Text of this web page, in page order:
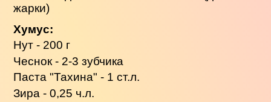
жарки)
Хумус:
Нут - 200 г
Чеснок - 2-3 зубчика
Паста "Тахина" - 1 ст.л.
Зира - 0,25 ч.л.